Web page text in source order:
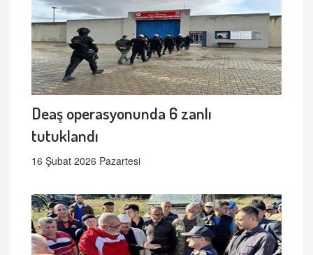
Deaş operasyonunda 6 zanlı
tutuklandı
16 Şubat 2026 Pazartesi